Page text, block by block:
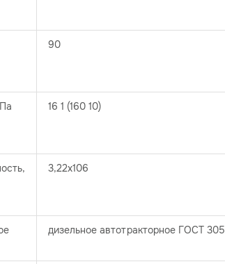
90
16 1 (160 10)
3,22х106
дизельное автотракторное ГОСТ 305